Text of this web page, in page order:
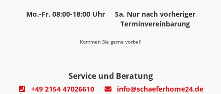
Mo.-Fr. 08:00-18:00 Uhr
Sa. Nur nach vorheriger
Terminvereinbarung
Kommen Sie gerne vorbei!
Service und Beratung
+49 2154 47026610 info@schaeferhome24.de